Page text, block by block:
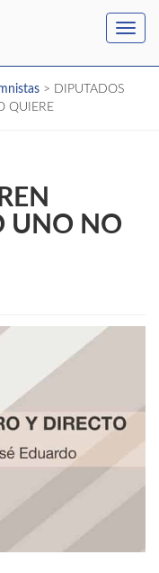
> DIPUTADOS
QUIERE
UNO NO